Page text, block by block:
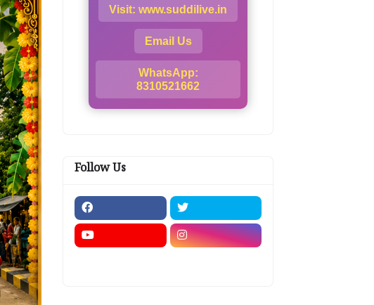
Visit: www.suddilive.in
Email Us
WhatsApp:
8310521662
Follow Us